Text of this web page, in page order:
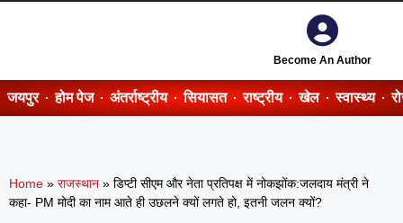
Become An Author
जयपुर होम पेज अंतर्राष्ट्रीय सियासत राष्ट्रीय खेल स्वास्थ्य
Home » राजस्थान » डिप्टी सीएम और नेता प्रतिपक्ष में नोकझोंक:जलदाय मंत्री ने
कहा- PM मोदी का नाम आते ही उछलने क्यों लगते हो, इतनी जलन क्यों?